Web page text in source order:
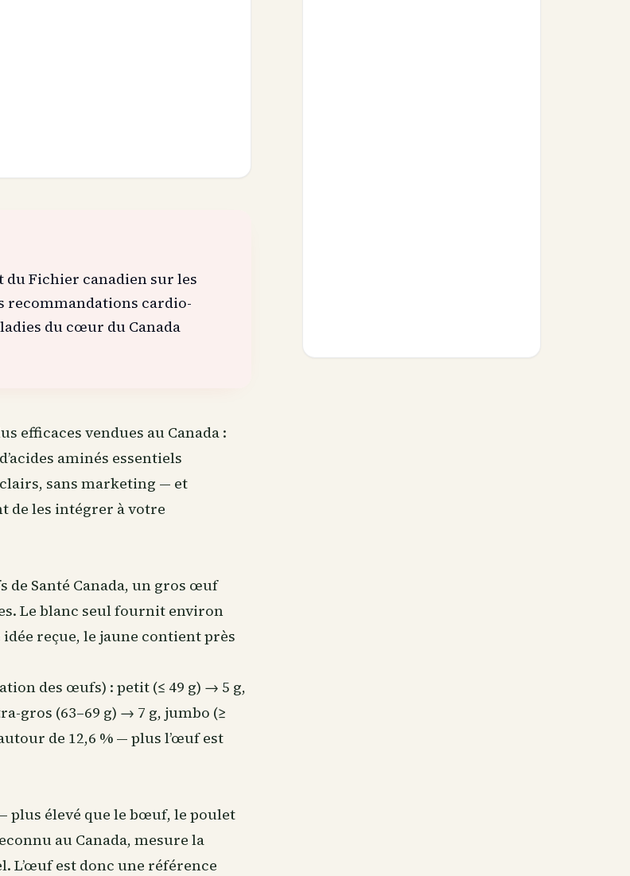
Fichier canadien sur les
recommandations cardio-
du cœur du Canada
efficaces vendues au Canada :
aminés essentiels
sans marketing — et
de les intégrer à votre
Santé Canada, un gros œuf
Le blanc seul fournit environ
reçue, le jaune contient près
des œufs) : petit (≤ 49 g) → 5 g,
gros (63–69 g) → 7 g, jumbo (≥
de 12,6 % — plus l’œuf est
plus élevé que le bœuf, le poulet
au Canada, mesure la
L’œuf est donc une référence